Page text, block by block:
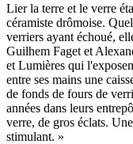
Lier la terre et le verre
céramiste drômoise.
verriers ayant échoué,
Guilhem Faget et
et Lumières qui
entre ses mains une
de fonds de fours de
années dans leurs
verre, de gros éclats.
stimulant. »